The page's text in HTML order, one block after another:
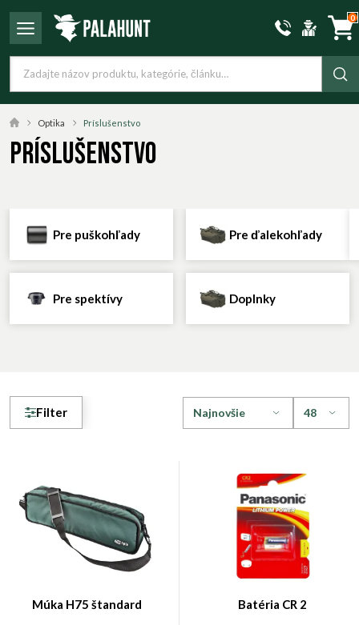
0
Optika Príslušenstvo
Príslušenstvo
Pre puškohľady Pre ďalekohľady
Pre spektívy Doplnky
Filter
Múka H75 štandard Batéria CR 2